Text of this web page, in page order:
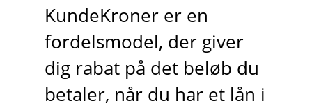
KundeKroner er en
fordelsmodel, der giver
dig rabat på det beløb du
betaler, når du har et lån i